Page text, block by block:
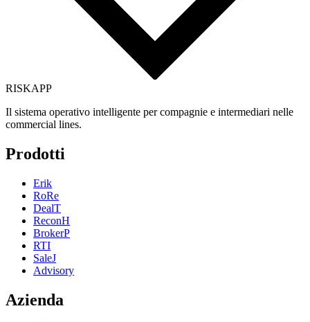
RISKAPP
Il sistema operativo intelligente per compagnie e intermediari nelle
commercial lines.
Prodotti
Erik
RoRe
DealT
ReconH
BrokerP
RTI
SaleJ
Advisory
Azienda